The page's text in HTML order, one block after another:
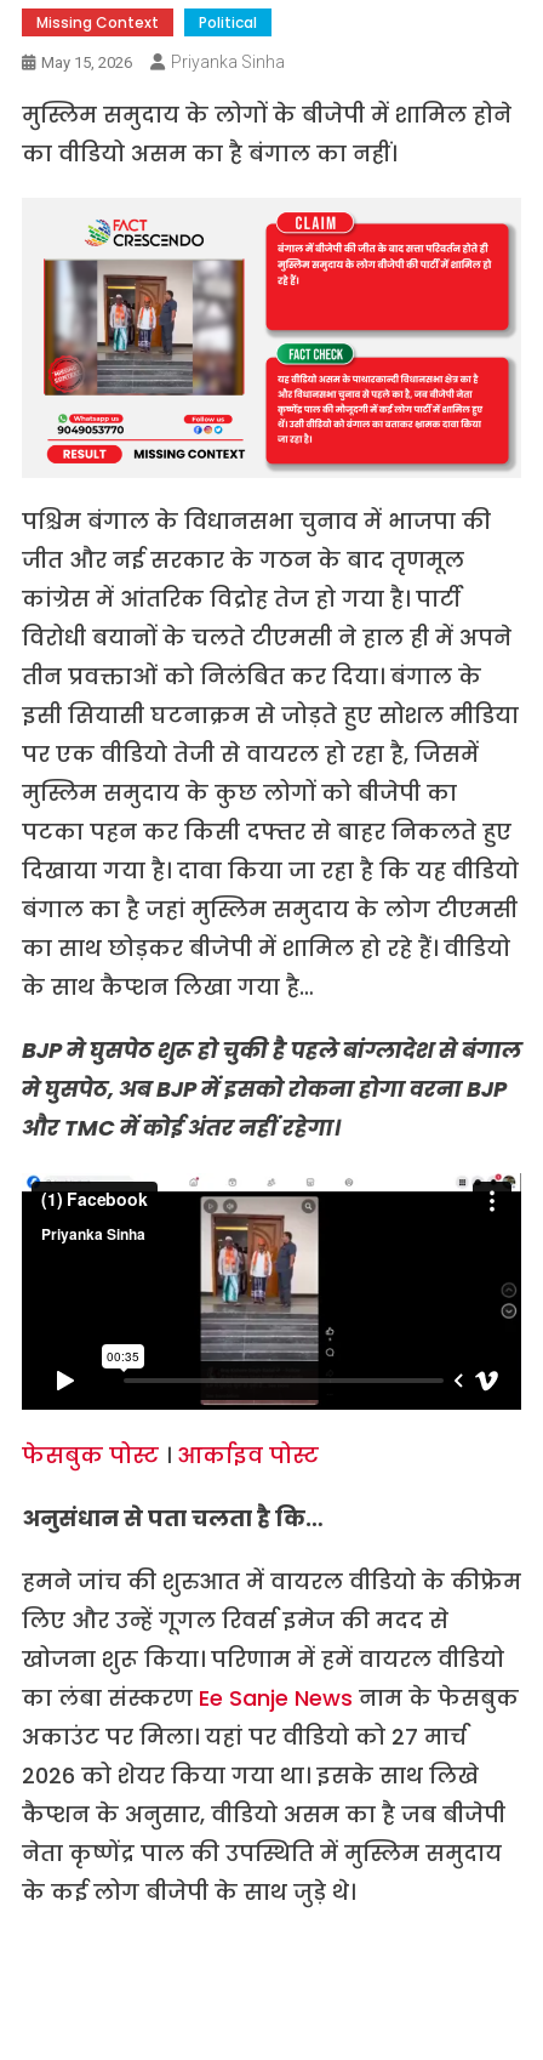
Missing Context Political
May 15, 2026 Priyanka Sinha
मुस्लिम समुदाय के लोगों के बीजेपी में शामिल होने
का वीडियो असम का है बंगाल का नहीं।
पश्चिम बंगाल के विधानसभा चुनाव में भाजपा की
जीत और नई सरकार के गठन के बाद तृणमूल
कांग्रेस में आंतरिक विद्रोह तेज हो गया है। पार्टी
विरोधी बयानों के चलते टीएमसी ने हाल ही में अपने
तीन प्रवक्ताओं को निलंबित कर दिया। बंगाल के
इसी सियासी घटनाक्रम से जोड़ते हुए सोशल मीडिया
पर एक वीडियो तेजी से वायरल हो रहा है, जिसमें
मुस्लिम समुदाय के कुछ लोगों को बीजेपी का
पटका पहन कर किसी दफ्तर से बाहर निकलते हुए
दिखाया गया है। दावा किया जा रहा है कि यह वीडियो
बंगाल का है जहां मुस्लिम समुदाय के लोग टीएमसी
का साथ छोड़कर बीजेपी में शामिल हो रहे हैं। वीडियो
के साथ कैप्शन लिखा गया है…
BJP मे घुसपेठ शुरू हो चुकी है पहले बांग्लादेश से बंगाल
मे घुसपेठ, अब BJP में इसको रोकना होगा वरना BJP
और TMC में कोई अंतर नहीं रहेगा।
फेसबुक पोस्ट। आर्काइव पोस्ट
अनुसंधान से पता चलता है कि…
हमने जांच की शुरुआत में वायरल वीडियो के कीफ्रेम
लिए और उन्हें गूगल रिवर्स इमेज की मदद से
खोजना शुरू किया। परिणाम में हमें वायरल वीडियो
का लंबा संस्करण Ee Sanje News नाम के फेसबुक
अकाउंट पर मिला। यहां पर वीडियो को 27 मार्च
2026 को शेयर किया गया था। इसके साथ लिखे
कैप्शन के अनुसार, वीडियो असम का है जब बीजेपी
नेता कृष्णेंद्र पाल की उपस्थिति में मुस्लिम समुदाय
के कई लोग बीजेपी के साथ जुड़े थे।